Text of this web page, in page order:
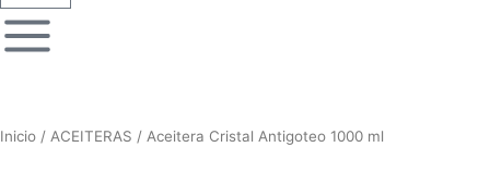
Inicio / ACEITERAS / Aceitera Cristal Antigoteo 1000 ml